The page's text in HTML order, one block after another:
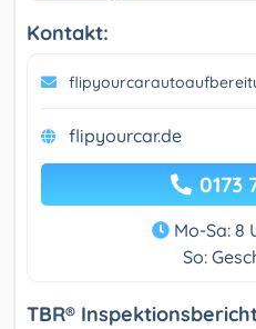
Kontakt:
flipyourcar.de
0173
Mo-Sa: 8
So:
TBR®